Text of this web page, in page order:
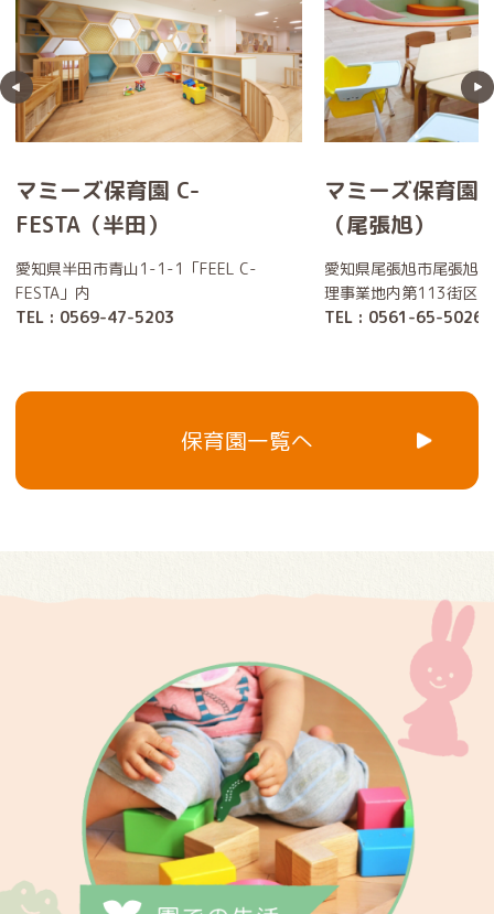
マミーズ保育園 C-
FESTA（半田）
愛知県半田市青山1-1-1「FEEL C-
FESTA」内
TEL : 0569-47-5203
マミーズ保育園
（尾張旭）
愛知県尾張旭市尾張旭
理事業地内第113街区1
TEL : 0561-65-5026
保育園一覧へ